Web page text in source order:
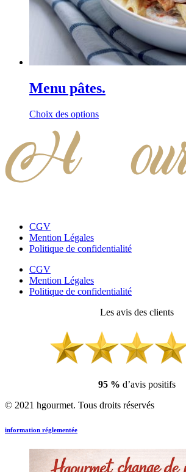
Menu pâtes.
Choix des options
CGV
Mention Légales
Politique de confidentialité
CGV
Mention Légales
Politique de confidentialité
Les avis des clients
95 % d’avis positifs
© 2021 hgourmet. Tous droits réservés
information réglementée